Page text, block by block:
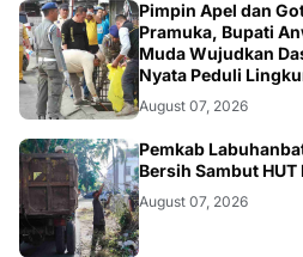
BERITA
Pimpin Apel dan
Pramuka, Bupati
Muda Wujudkan
Nyata Peduli
August 07, 2026
BERITA
Pemkab
Bersih Sambut HUT
August 07, 2026